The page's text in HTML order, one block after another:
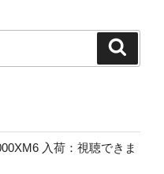
入荷：視聴できま